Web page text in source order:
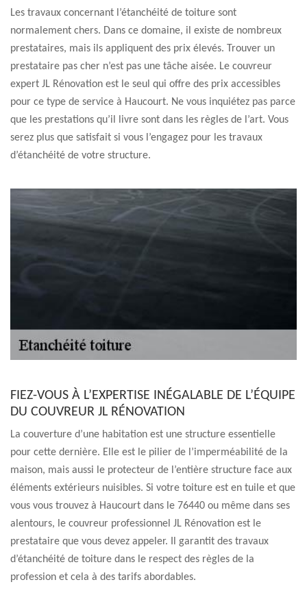
Les travaux concernant l’étanchéité de toiture sont
normalement chers. Dans ce domaine, il existe de nombreux
prestataires, mais ils appliquent des prix élevés. Trouver un
prestataire pas cher n’est pas une tâche aisée. Le couvreur
expert JL Rénovation est le seul qui offre des prix accessibles
pour ce type de service à Haucourt. Ne vous inquiétez pas parce
que les prestations qu’il livre sont dans les règles de l’art. Vous
serez plus que satisfait si vous l’engagez pour les travaux
d’étanchéité de votre structure.
FIEZ-VOUS À L’EXPERTISE INÉGALABLE DE L’ÉQUIPE
DU COUVREUR JL RÉNOVATION
La couverture d’une habitation est une structure essentielle
pour cette dernière. Elle est le pilier de l’imperméabilité de la
maison, mais aussi le protecteur de l’entière structure face aux
éléments extérieurs nuisibles. Si votre toiture est en tuile et que
vous vous trouvez à Haucourt dans le 76440 ou même dans ses
alentours, le couvreur professionnel JL Rénovation est le
prestataire que vous devez appeler. Il garantit des travaux
d’étanchéité de toiture dans le respect des règles de la
profession et cela à des tarifs abordables.